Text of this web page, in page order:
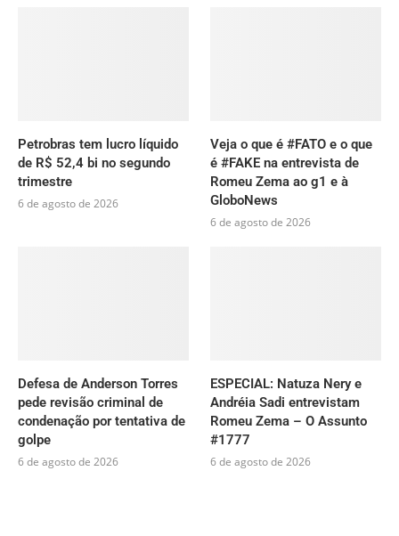
Petrobras tem lucro líquido
de R$ 52,4 bi no segundo
trimestre
6 de agosto de 2026
Veja o que é #FATO e o que
é #FAKE na entrevista de
Romeu Zema ao g1 e à
GloboNews
6 de agosto de 2026
Defesa de Anderson Torres
pede revisão criminal de
condenação por tentativa de
golpe
6 de agosto de 2026
ESPECIAL: Natuza Nery e
Andréia Sadi entrevistam
Romeu Zema – O Assunto
#1777
6 de agosto de 2026